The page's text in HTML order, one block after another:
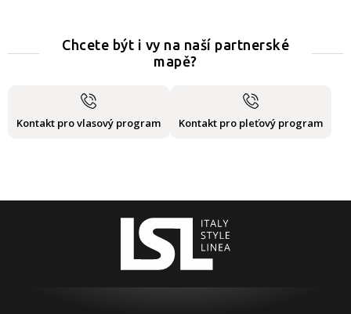
Chcete být i vy na naší partnerské
mapě?
Kontakt pro vlasový program Kontakt pro pleťový program